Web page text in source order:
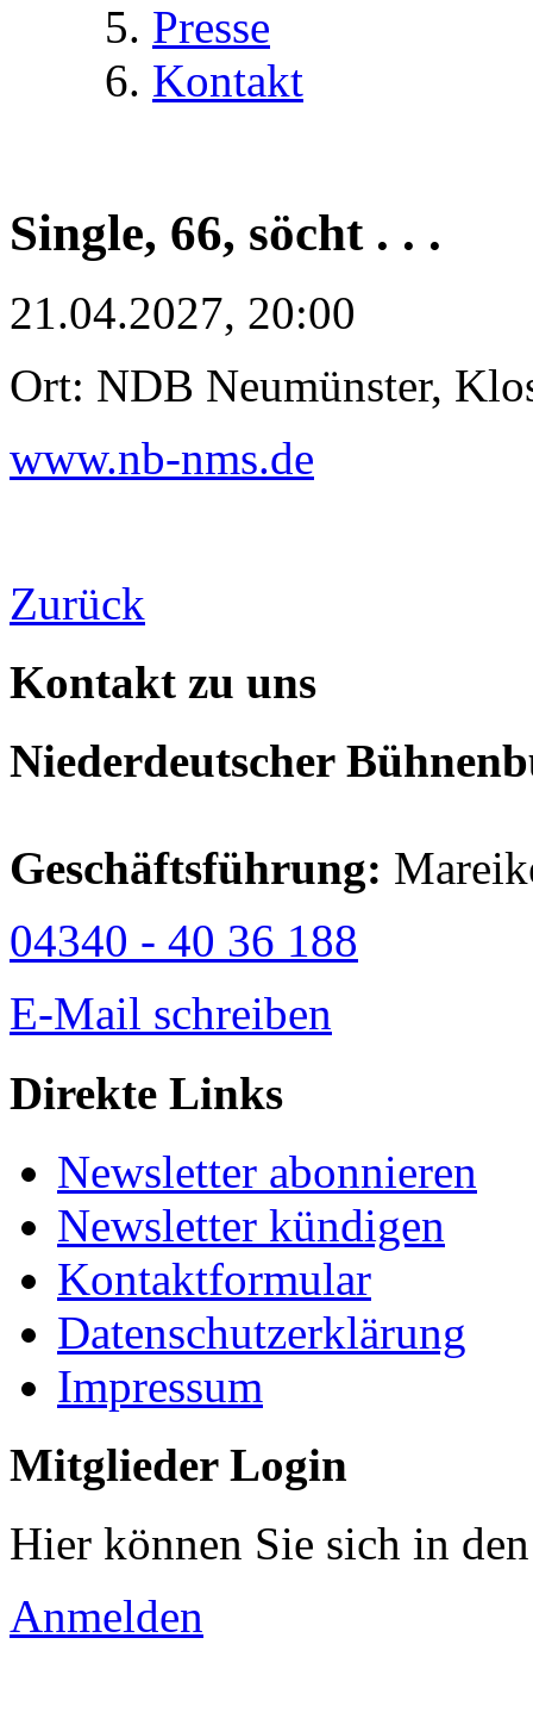
Presse
Kontakt
Single, 66, söcht . . .
21.04.2027, 20:00
Ort: NDB Neumünster,
www.nb-nms.de
Zurück
Kontakt zu uns
Niederdeutscher
Geschäftsführung:
04340 - 40 36 188
E-Mail schreiben
Direkte Links
Newsletter abonnieren
Newsletter kündigen
Kontaktformular
Datenschutzerklärung
Impressum
Mitglieder Login
Hier können Sie sich in
Anmelden